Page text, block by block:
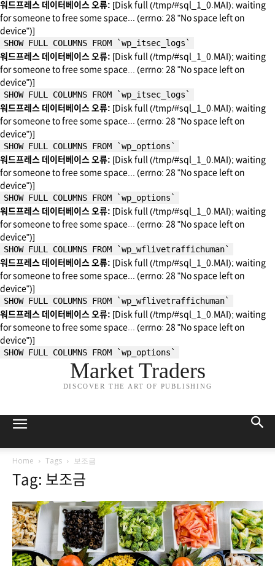
워드프레스 데이터베이스 오류: [Disk full (/tmp/#sql_1_0.MAI); waiting
for someone to free some space... (errno: 28 "No space left on
device")]
SHOW FULL COLUMNS FROM `wp_itsec_logs`
워드프레스 데이터베이스 오류: [Disk full (/tmp/#sql_1_0.MAI); waiting
for someone to free some space... (errno: 28 "No space left on
device")]
SHOW FULL COLUMNS FROM `wp_itsec_logs`
워드프레스 데이터베이스 오류: [Disk full (/tmp/#sql_1_0.MAI); waiting
for someone to free some space... (errno: 28 "No space left on
device")]
SHOW FULL COLUMNS FROM `wp_options`
워드프레스 데이터베이스 오류: [Disk full (/tmp/#sql_1_0.MAI); waiting
for someone to free some space... (errno: 28 "No space left on
device")]
SHOW FULL COLUMNS FROM `wp_options`
워드프레스 데이터베이스 오류: [Disk full (/tmp/#sql_1_0.MAI); waiting
for someone to free some space... (errno: 28 "No space left on
device")]
SHOW FULL COLUMNS FROM `wp_wflivetraffichuman`
워드프레스 데이터베이스 오류: [Disk full (/tmp/#sql_1_0.MAI); waiting
for someone to free some space... (errno: 28 "No space left on
device")]
SHOW FULL COLUMNS FROM `wp_wflivetraffichuman`
워드프레스 데이터베이스 오류: [Disk full (/tmp/#sql_1_0.MAI); waiting
for someone to free some space... (errno: 28 "No space left on
device")]
SHOW FULL COLUMNS FROM `wp_options`
Market Traders
DISCOVER THE ART OF PUBLISHING
Home Tags 보조금
Tag: 보조금